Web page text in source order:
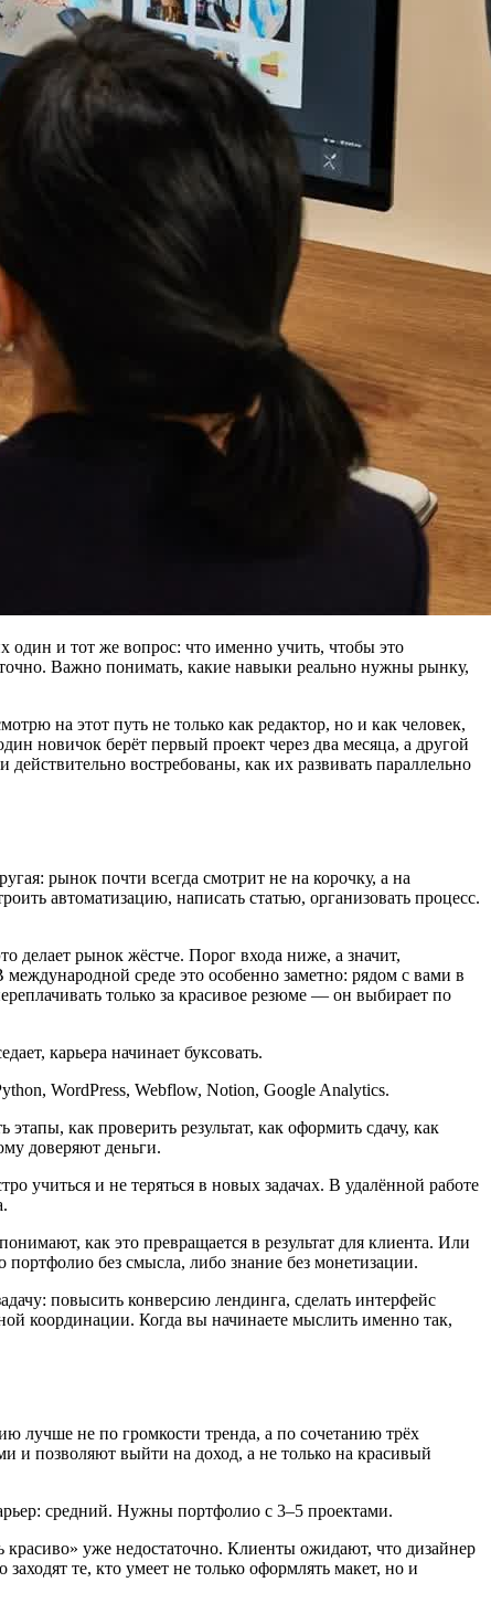
один и тот же вопрос: что именно учить, чтобы это
Важно понимать, какие навыки реально нужны рынку,
на этот путь не только как редактор, но и как человек,
новичок берёт первый проект через два месяца, а другой
востребованы, как их развивать параллельно
рынок почти всегда смотрит не на корочку, а на
автоматизацию, написать статью, организовать процесс.
делает рынок жёстче. Порог входа ниже, а значит,
среде это особенно заметно: рядом с вами в
только за красивое резюме — он выбирает по
карьера начинает буксовать.
WordPress, Webflow, Notion, Google Analytics.
как проверить результат, как оформить сдачу, как
доверяют деньги.
учиться и не теряться в новых задачах. В удалённой работе
как это превращается в результат для клиента. Или
без смысла, либо знание без монетизации.
повысить конверсию лендинга, сделать интерфейс
координации. Когда вы начинаете мыслить именно так,
лучше не по громкости тренда, а по сочетанию трёх
и позволяют выйти на доход, а не только на красивый
средний. Нужны портфолио с 3–5 проектами.
красиво» уже недостаточно. Клиенты ожидают, что дизайнер
те, кто умеет не только оформлять макет, но и